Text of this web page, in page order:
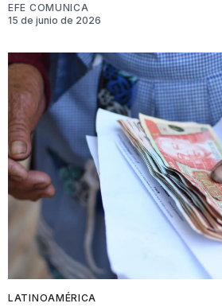
EFE COMUNICA
15 de junio de 2026
LATINOAMÉRICA